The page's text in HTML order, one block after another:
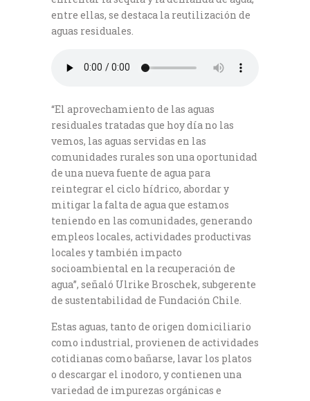
entre ellas, se destaca la reutilización de
aguas residuales.
“El aprovechamiento de las aguas
residuales tratadas que hoy día no las
vemos, las aguas servidas en las
comunidades rurales son una oportunidad
de una nueva fuente de agua para
reintegrar el ciclo hídrico, abordar y
mitigar la falta de agua que estamos
teniendo en las comunidades, generando
empleos locales, actividades productivas
locales y también impacto
socioambiental en la recuperación de
agua”, señaló Ulrike Broschek, subgerente
de sustentabilidad de Fundación Chile.
Estas aguas, tanto de origen domiciliario
como industrial, provienen de actividades
cotidianas como bañarse, lavar los platos
o descargar el inodoro, y contienen una
variedad de impurezas orgánicas e